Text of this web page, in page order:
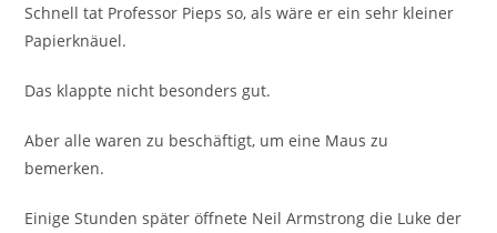
Schnell tat Professor Pieps so, als wäre er ein sehr kleiner
Papierknäuel.
Das klappte nicht besonders gut.
Aber alle waren zu beschäftigt, um eine Maus zu
bemerken.
Einige Stunden später öffnete Neil Armstrong die Luke der